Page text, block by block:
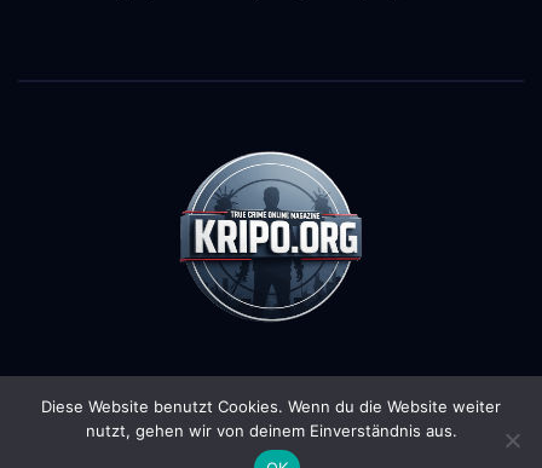
Stolz präsentiert von WordPress| Theme:Pulse News
Themeansar
Diese Website benutzt Cookies. Wenn du die Website weiter
nutzt, gehen wir von deinem Einverständnis aus.